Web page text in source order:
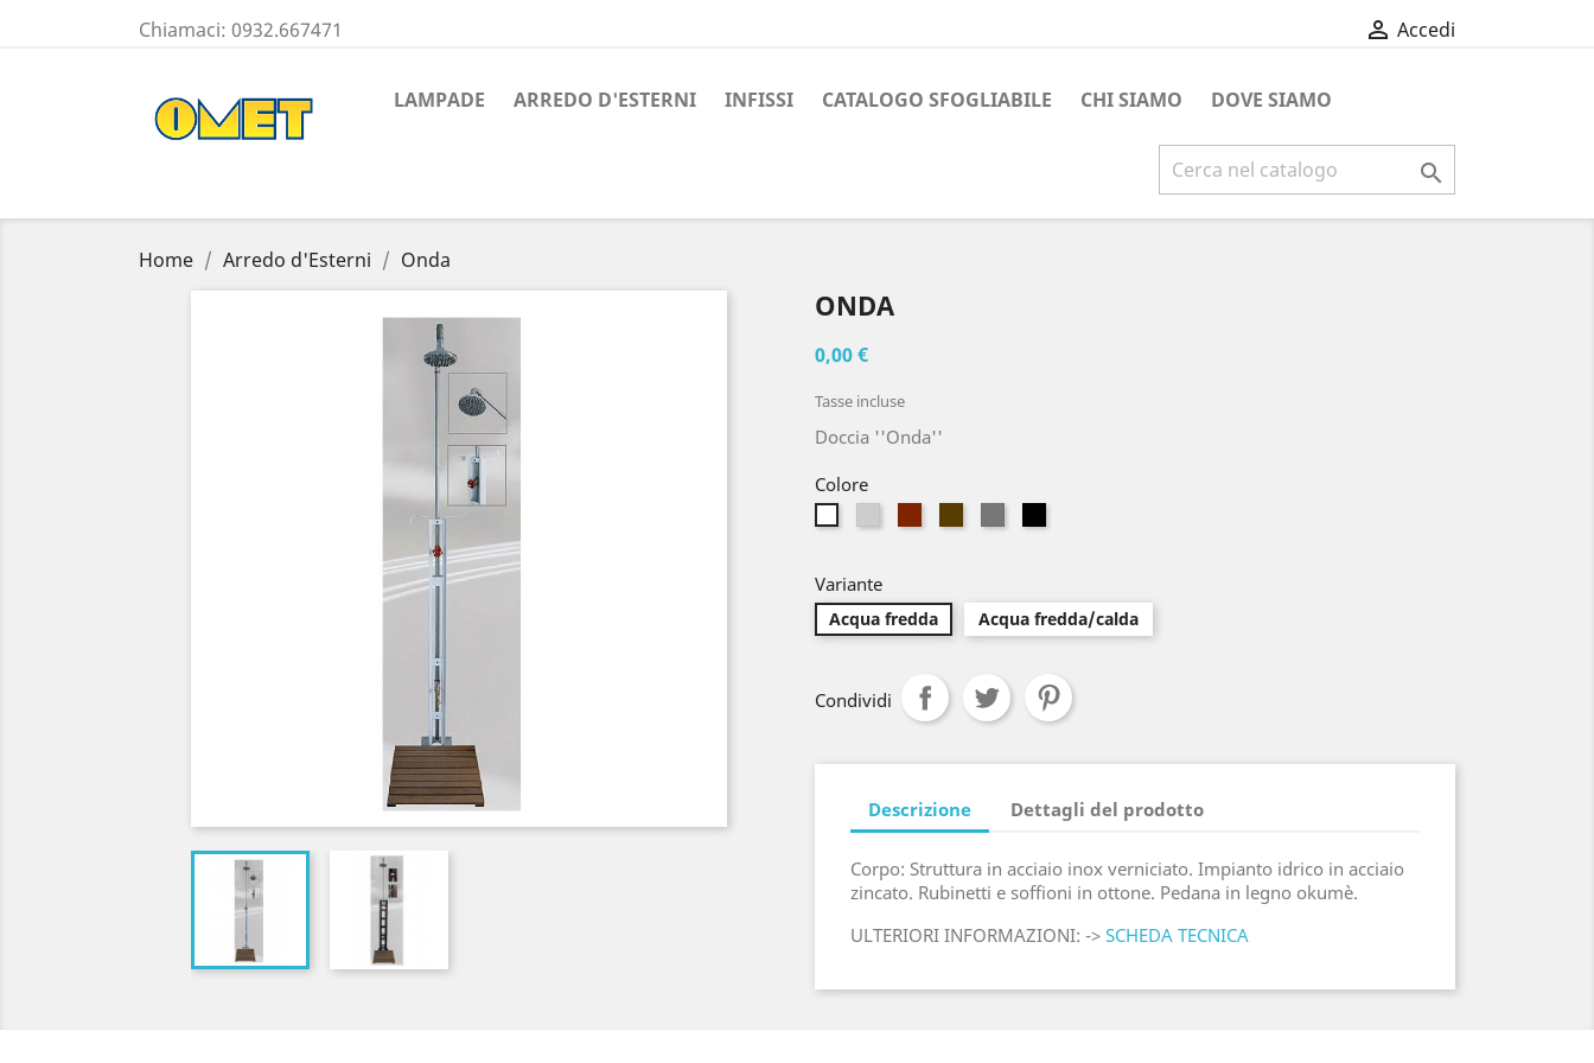
Chiamaci: 0932.667471  Accedi
LAMPADE ARREDO D'ESTERNI INFISSI CATALOGO SFOGLIABILE CHI SIAMO DOVE SIAMO

Home Arredo d'Esterni Onda
ONDA
0,00 €
Tasse incluse
Doccia ''Onda''
Colore
Variante
Acqua fredda Acqua fredda/calda
Condividi
Descrizione Dettagli del prodotto
Corpo: Struttura in acciaio inox verniciato. Impianto idrico in acciaio
zincato. Rubinetti e soffioni in ottone. Pedana in legno okumè.
ULTERIORI INFORMAZIONI: -> SCHEDA TECNICA